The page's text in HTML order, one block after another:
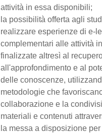
attività in essa disponibili;
la possibilità offerta agli
realizzare esperienze di e-
complementari alle attività
finalizzate altresì al
all'approfondimento e al
delle conoscenze,
metodologie che
collaborazione e la
materiali e contenuti
la messa a disposizione